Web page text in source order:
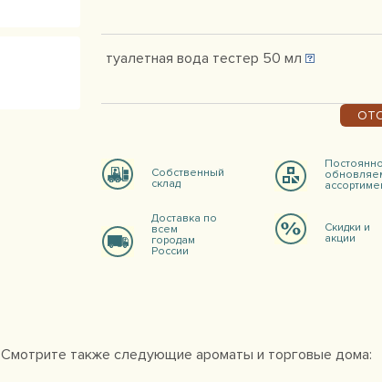
туалетная вода тестер 50 мл
Собственный
склад
Постоянно
Доставка по
всем
городам
России
Скидки и
акции
Смотрите также следующие ароматы и торговые дома: